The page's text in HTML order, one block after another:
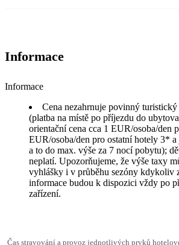
Informace
Informace
Cena nezahrnuje povinný
(platba na místě po příjezdu do
orientační cena cca 1 EUR/osoba/den
EUR/osoba/den pro ostatní hotely 3*
a to do max. výše za 7 nocí pobytu);
neplatí. Upozorňujeme, že výše taxy
vyhlášky i v průběhu sezóny kdykoliv
informace budou k dispozici vždy po
zařízení.
Čas stravování a provoz jednotlivých prvků